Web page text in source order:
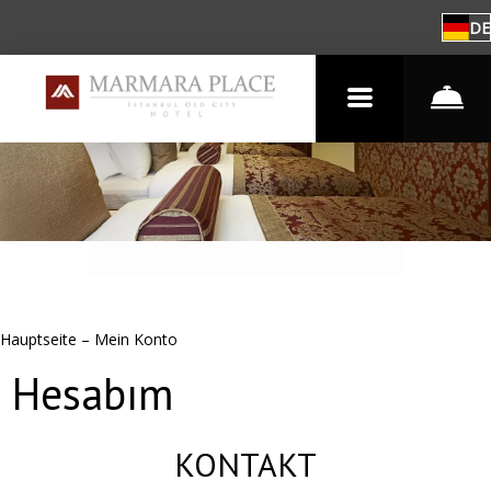
DE
Hauptseite – Mein Konto
Hesabım
KONTAKT